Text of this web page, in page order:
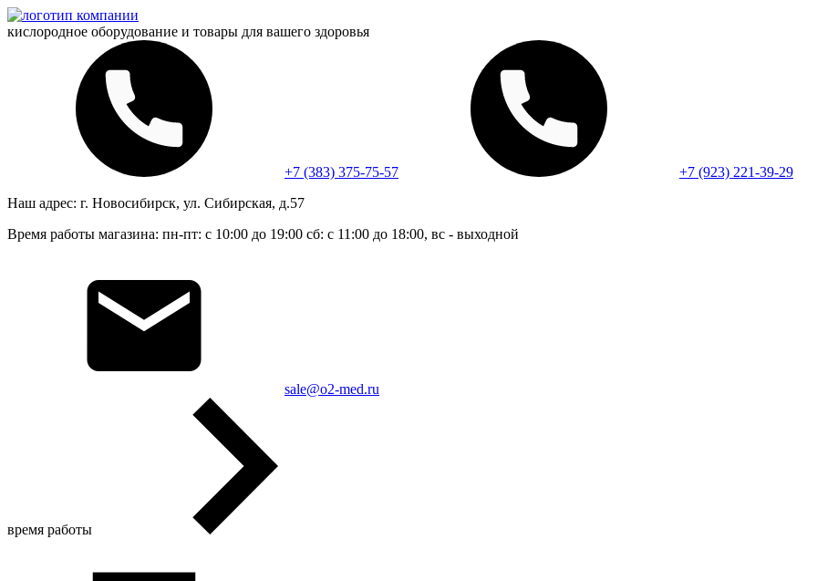
кислородное оборудование и товары для вашего здоровья
+7 (383) 375-75-57
+7 (923) 221-39-29
Наш адрес: г. Новосибирск, ул. Сибирская, д.57
Время работы магазина: пн-пт: с 10:00 до 19:00 сб: с 11:00 до 18:00, вс - выходной
sale@o2-med.ru
время работы